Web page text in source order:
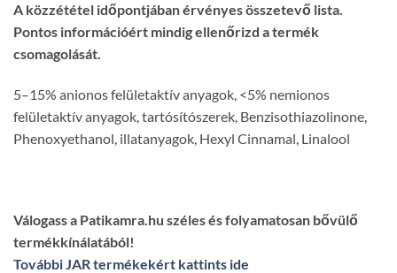
A közzététel időpontjában érvényes összetevő lista.
Pontos információért mindig ellenőrizd a termék
csomagolását.
5–15% anionos felületaktív anyagok, <5% nemionos
felületaktív anyagok, tartósítószerek, Benzisothiazolinone,
Phenoxyethanol, illatanyagok, Hexyl Cinnamal, Linalool
Válogass a Patikamra.hu széles és folyamatosan bővülő
termékkínálatából!
További JAR termékekért kattints ide